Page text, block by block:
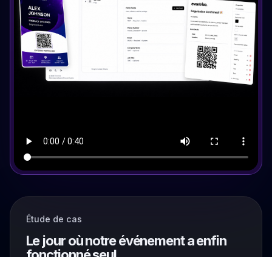
Étude de cas
Le jour où notre événement a enfin